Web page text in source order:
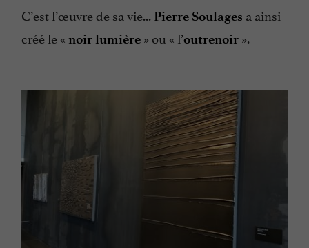
C’est l’œuvre de sa vie... Pierre Soulages a ainsi
créé le « noir lumière » ou « l’outrenoir ».